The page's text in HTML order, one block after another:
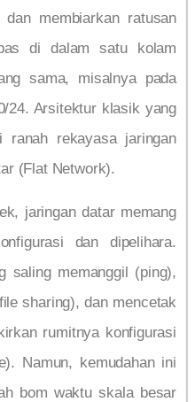
membiarkan ratusan
di dalam satu kolam
sama, misalnya pada
24. Arsitektur klasik yang
rekayasa jaringan
(Flat Network).
jaringan datar memang
dan dipelihara.
saling memanggil (ping),
sharing), dan mencetak
rumitnya konfigurasi
Namun, kemudahan ini
bom waktu skala besar